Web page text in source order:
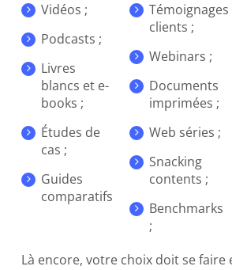
Vidéos ;
Podcasts ;
Livres
blancs et e-
books ;
Études de
cas ;
Guides
comparatifs
Témoignages
clients ;
Webinars ;
Documents
imprimées ;
Web séries ;
Snacking
contents ;
Benchmarks
;
Là encore, votre choix doit se faire